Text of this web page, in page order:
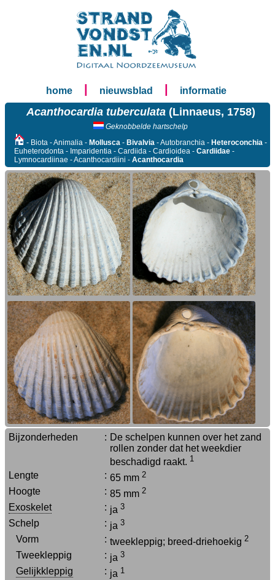
home nieuwsblad informatie
Acanthocardia tuberculata(Linnaeus, 1758)
Geknobbelde hartschelp
- Biota - Animalia - Mollusca - Bivalvia - Autobranchia - Heteroconchia -
Euheterodonta - Imparidentia - Cardiida - Cardioidea - Cardiidae -
Lymnocardiinae - Acanthocardiini - Acanthocardia
Bijzonderheden : De schelpen kunnen over het zand
rollen zonder dat het weekdier
beschadigd raakt. 1
Lengte : 65 mm 2
Hoogte : 85 mm 2
Exoskelet : ja 3
Schelp : ja 3
Vorm : tweekleppig; breed-driehoekig 2
Tweekleppig : ja 3
Gelijkkleppig : ja 1